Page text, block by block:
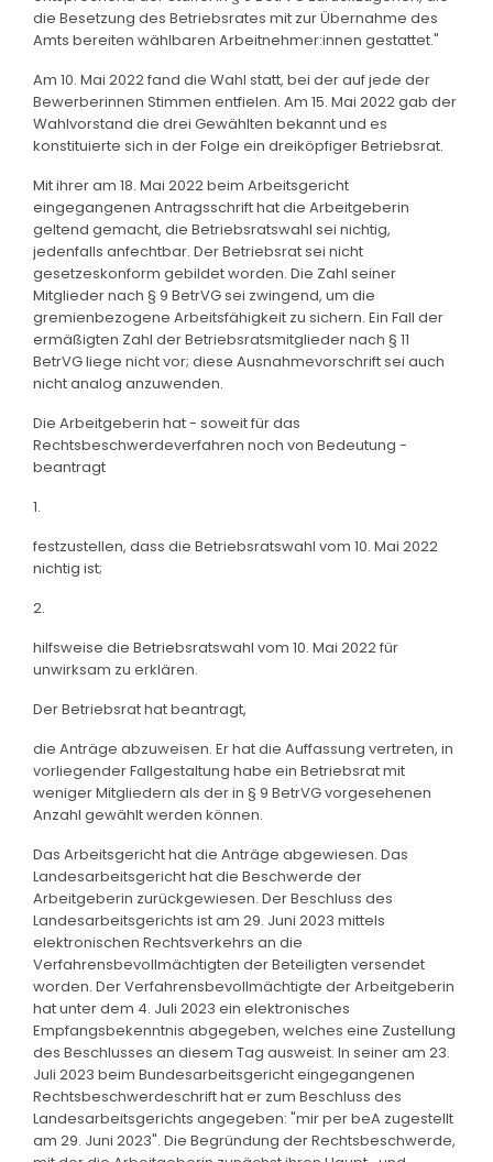
die Besetzung des Betriebsrates mit zur Übernahme des
Amts bereiten wählbaren Arbeitnehmer:innen gestattet."
Am 10. Mai 2022 fand die Wahl statt, bei der auf jede der
Bewerberinnen Stimmen entfielen. Am 15. Mai 2022 gab der
Wahlvorstand die drei Gewählten bekannt und es
konstituierte sich in der Folge ein dreiköpfiger Betriebsrat.
Mit ihrer am 18. Mai 2022 beim Arbeitsgericht
eingegangenen Antragsschrift hat die Arbeitgeberin
geltend gemacht, die Betriebsratswahl sei nichtig,
jedenfalls anfechtbar. Der Betriebsrat sei nicht
gesetzeskonform gebildet worden. Die Zahl seiner
Mitglieder nach § 9 BetrVG sei zwingend, um die
gremienbezogene Arbeitsfähigkeit zu sichern. Ein Fall der
ermäßigten Zahl der Betriebsratsmitglieder nach § 11
BetrVG liege nicht vor; diese Ausnahmevorschrift sei auch
nicht analog anzuwenden.
Die Arbeitgeberin hat - soweit für das
Rechtsbeschwerdeverfahren noch von Bedeutung -
beantragt
1.
festzustellen, dass die Betriebsratswahl vom 10. Mai 2022
nichtig ist;
2.
hilfsweise die Betriebsratswahl vom 10. Mai 2022 für
unwirksam zu erklären.
Der Betriebsrat hat beantragt,
die Anträge abzuweisen. Er hat die Auffassung vertreten, in
vorliegender Fallgestaltung habe ein Betriebsrat mit
weniger Mitgliedern als der in § 9 BetrVG vorgesehenen
Anzahl gewählt werden können.
Das Arbeitsgericht hat die Anträge abgewiesen. Das
Landesarbeitsgericht hat die Beschwerde der
Arbeitgeberin zurückgewiesen. Der Beschluss des
Landesarbeitsgerichts ist am 29. Juni 2023 mittels
elektronischen Rechtsverkehrs an die
Verfahrensbevollmächtigten der Beteiligten versendet
worden. Der Verfahrensbevollmächtigte der Arbeitgeberin
hat unter dem 4. Juli 2023 ein elektronisches
Empfangsbekenntnis abgegeben, welches eine Zustellung
des Beschlusses an diesem Tag ausweist. In seiner am 23.
Juli 2023 beim Bundesarbeitsgericht eingegangenen
Rechtsbeschwerdeschrift hat er zum Beschluss des
Landesarbeitsgerichts angegeben: "mir per beA zugestellt
am 29. Juni 2023". Die Begründung der Rechtsbeschwerde,